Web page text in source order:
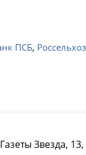
ПСБ,
Звезда,